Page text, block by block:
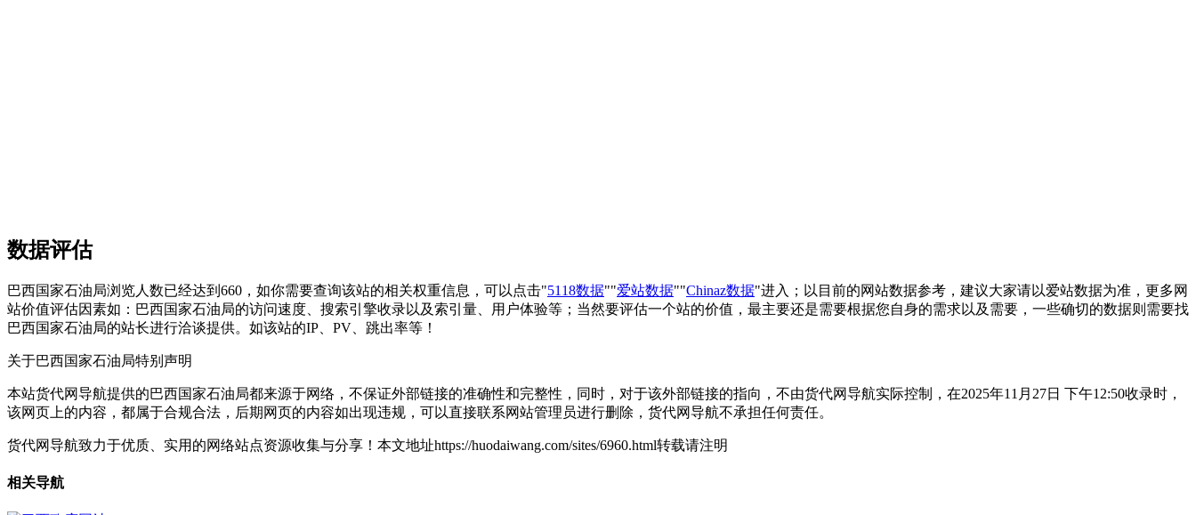
数据评估
巴西国家石油局浏览人数已经达到660，如你需要查询该站的相关权重信息，可以点击"5118数据""爱站数据""Chinaz数据"进入；以目前的网站数据参考，建议大家请以爱站数据为准，更多网
站价值评估因素如：巴西国家石油局的访问速度、搜索引擎收录以及索引量、用户体验等；当然要评估一个站的价值，最主要还是需要根据您自身的需求以及需要，一些确切的数据则需要找
巴西国家石油局的站长进行洽谈提供。如该站的IP、PV、跳出率等！
关于巴西国家石油局特别声明
本站货代网导航提供的巴西国家石油局都来源于网络，不保证外部链接的准确性和完整性，同时，对于该外部链接的指向，不由货代网导航实际控制，在2025年11月27日 下午12:50收录时，
该网页上的内容，都属于合规合法，后期网页的内容如出现违规，可以直接联系网站管理员进行删除，货代网导航不承担任何责任。
货代网导航致力于优质、实用的网络站点资源收集与分享！ 本文地址https://huodaiwang.com/sites/6960.html转载请注明
相关导航